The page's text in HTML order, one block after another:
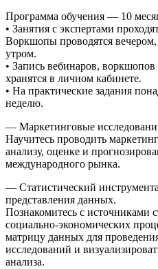
Программа обучения — 10
• Занятия с экспертами
Воркшопы проводятся
утром.
• Запись вебинаров,
хранятся в личном кабинете.
• На практические задания
неделю.
— Маркетинговые
Научитесь проводить
анализу, оценке и
международного рынка.
— Статистический
представления данных.
Познакомитесь с источниками
социально-экономических
матрицу данных для
исследований и
анализа.